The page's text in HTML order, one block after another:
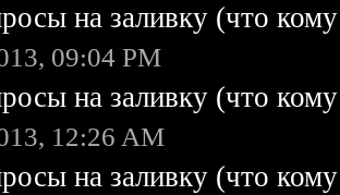
на заливку (что
09:04 PM
на заливку (что
12:26 AM
на заливку (что